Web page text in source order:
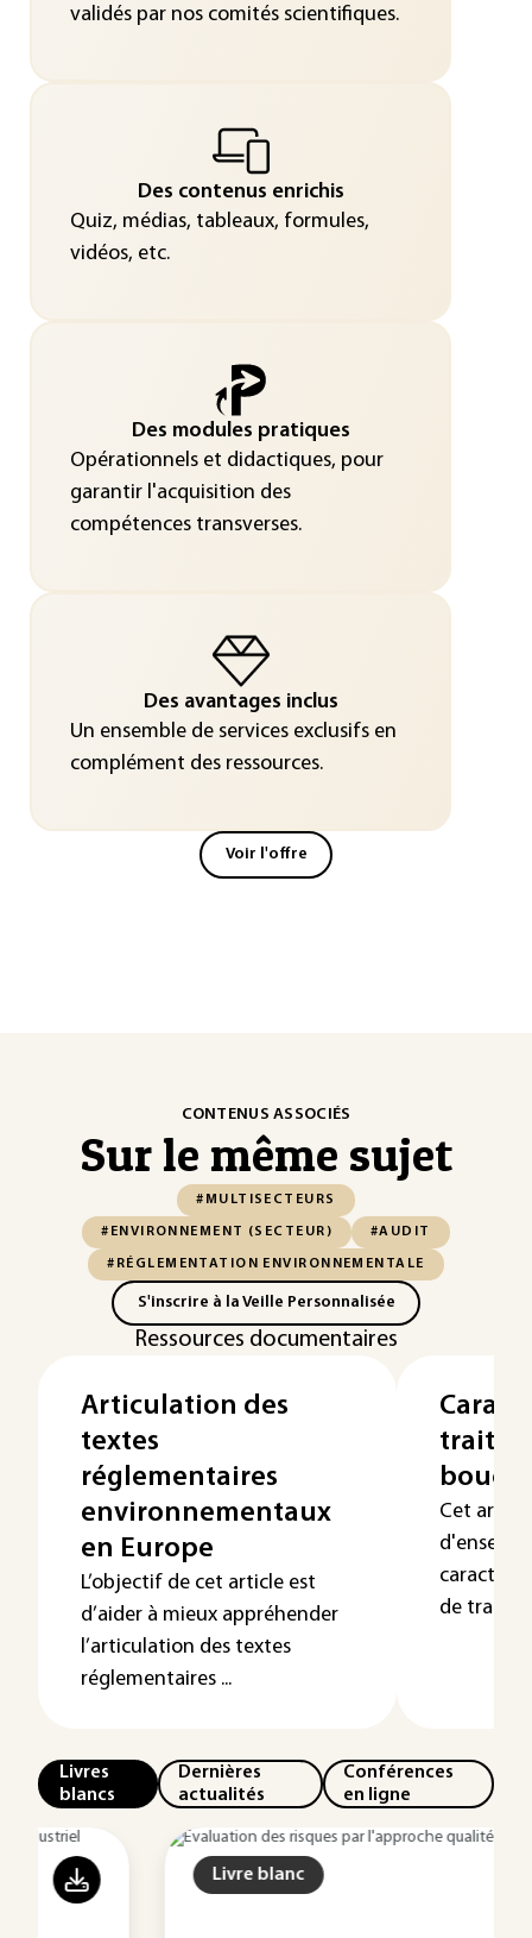
validés par nos comités scientifiques.
Des contenus enrichis
Quiz, médias, tableaux, formules,
vidéos, etc.
Des modules pratiques
Opérationnels et didactiques, pour
garantir l'acquisition des
compétences transverses.
Des avantages inclus
Un ensemble de services exclusifs en
complément des ressources.
Voir l'offre
CONTENUS ASSOCIÉS
Sur le même sujet
#MULTISECTEURS
#ENVIRONNEMENT (SECTEUR) #AUDIT
#RÉGLEMENTATION ENVIRONNEMENTALE
S'inscrire à la Veille Personnalisée
Ressources documentaires
Articulation des
textes
réglementaires
environnementaux
en Europe
L’objectif de cet article est
d’aider à mieux appréhender
l’articulation des textes
réglementaires ...
boues
Cet
de
Livres
blancs
Dernières
actualités
Conférences
en ligne
Livre blanc